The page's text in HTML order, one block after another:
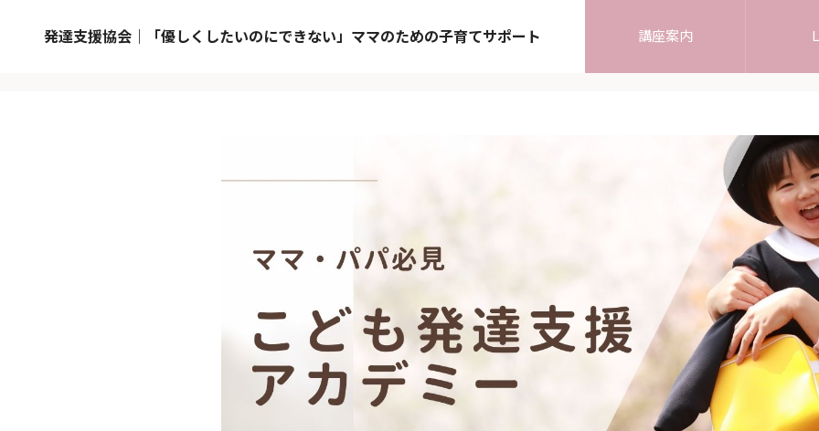
発達支援協会｜「優しくしたいのにできない」ママのための子育てサポート 講座案内